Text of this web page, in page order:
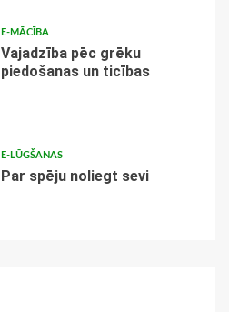
E-MĀCĪBA
Vajadzība pēc grēku
piedošanas un ticības
E-LŪGŠANAS
Par spēju noliegt sevi